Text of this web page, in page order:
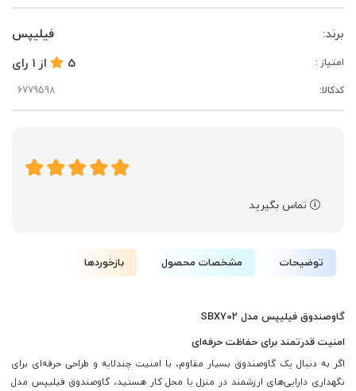
برند: فیلیپس
امتیاز : 5 از 1 رای
کدکالا:
تماس بگیرید
توضیحات مشخصات محصول بازخوردها
گاوصندوق فیلیپس مدل SBX702
امنیت قدرتمند برای حفاظت حرفه‌ای
اگر به دنبال یک گاوصندوق بسیار مقاوم، با امنیت چندلایه و طراحی حرفه‌ای برای
نگهداری دارایی‌های ارزشمند در منزل یا محل کار هستید، گاوصندوق فیلیپس مدل